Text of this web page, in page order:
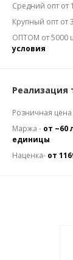
Средний опт от
Крупный опт от
ОПТОМ от 5000
условия
Реализация
Розничная цена
Маржа - от ~60
единицы
Наценка- от